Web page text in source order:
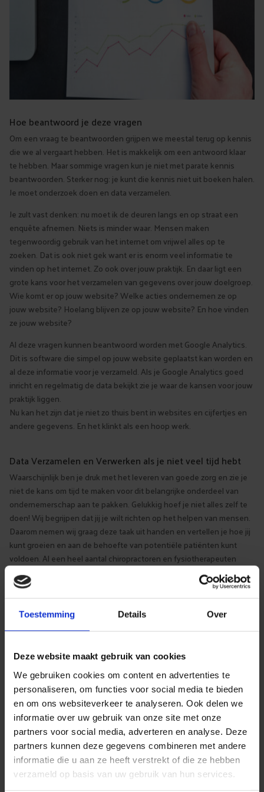
Toestemming Details Over
Deze website maakt gebruik van cookies
We gebruiken cookies om content en advertenties te
personaliseren, om functies voor social media te bieden
en om ons websiteverkeer te analyseren. Ook delen we
informatie over uw gebruik van onze site met onze
partners voor social media, adverteren en analyse. Deze
partners kunnen deze gegevens combineren met andere
informatie die u aan ze heeft verstrekt of die ze hebben
verzameld op basis van uw gebruik van hun services.
Hoe beantwoord je deze vragen
Om een vraag te beantwoorden grijpen we meestal terug op kennis
die we al vergaart hebben. Het is makkelijk om een antwoord klaar
te hebben. Maar sommige vragen kun je niet met parate kennis
beantwoorden. Sterker nog: je kunt die kennis niet uit boeken halen.
Je moet onderzoek doen en data verzamelen.
Je zult vast denken: nu moet ik de deuren langs en op straat een
enquête afnemen. Niets is minder waar. Mensen maken
tegenwoordig gebruik van het internet om vrijwel alles op te
zoeken. Dat is ook niet gek want er is enorm veel informatie te
vinden op het internet. Zo ook over jouw praktijk. En daar ligt een
grote kans voor het verzamelen van gegevens over jouw doelgroep.
Wie komt er op jouw website? Welke acties ondernemen ze op
jouw website? Hoelang blijven ze op jouw website? En hoe vinden
ze jouw website?
Al deze vragen kunnen beantwoord worden met Google Analytics.
Dit is software die simpel op jouw website geplaatst kan worden en
al deze informatie voor je verzameld. Als je Google Analytics goed
inricht en regelmatig de data bekijkt zie je waar de kansen voor jouw
praktijk liggen.
Nu kan het zijn dat je niet zo thuis bent in websites en cijfertjes en
andere gegevens. En het klinkt als een hoop werk.
Data Verzamelen en Verwerken als je niet veel tijd hebt
Waarschijnlijk ben je druk met het leveren van goede zorg en zie je
niet de kans om tijd te maken voor dit belangrijke onderdeel van
ondernemerschap aan te pakken. Gelukkig hoef je niet alles zelf te
doen! Wij begrijpen dat jij je wilt richten op het helpen van mensen.
Daarom nemen wij graag deze taak uit handen en vertellen je hoe jij
kunt groeien en aan de behoefte van potentiële patiënten kunt
voldoen. Al een heel aantal chiropractoren en fysiotherapeuten
hebben gebruik mogen maken (en nog steeds) van onze expertise
op het gebied van online ondernemen. Neem dus nu contact met
ons op en wij helpen jouw praktijk te groeien!